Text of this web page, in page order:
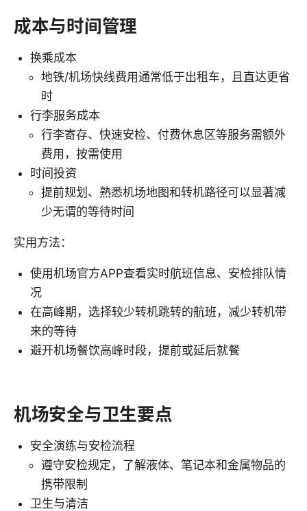
成本与时间管理
换乘成本
地铁/机场快线费用通常低于出租车，且直达更省
时
行李服务成本
行李寄存、快速安检、付费休息区等服务需额外
费用，按需使用
时间投资
提前规划、熟悉机场地图和转机路径可以显著减
少无谓的等待时间
实用方法：
使用机场官方APP查看实时航班信息、安检排队情
况
在高峰期，选择较少转机跳转的航班，减少转机带
来的等待
避开机场餐饮高峰时段，提前或延后就餐
机场安全与卫生要点
安全演练与安检流程
遵守安检规定，了解液体、笔记本和金属物品的
携带限制
卫生与清洁